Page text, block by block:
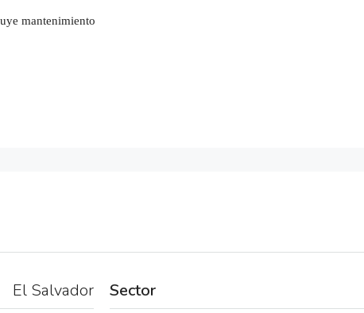
mantenimiento
El Salvador
Sector